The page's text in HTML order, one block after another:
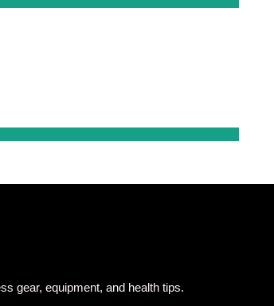
gear, equipment, and health tips.